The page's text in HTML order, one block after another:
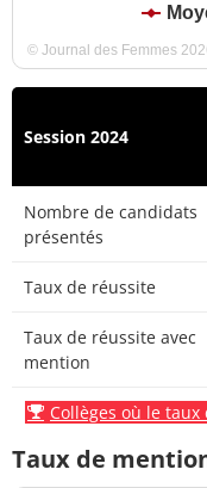
© Journal des Femmes
Session 2024
Nombre de candidats
présentés
Taux de réussite
Taux de réussite avec
mention
Collèges où le
Taux de